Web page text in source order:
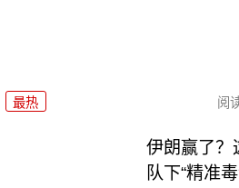
最热 阅
伊朗赢了？
队下“精准